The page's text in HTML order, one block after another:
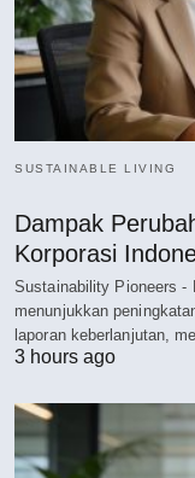
SUSTAINABLE LIVING
Dampak
Korporasi
Sustainability Pioneers -
menunjukkan
laporan keberlanjutan,
3 hours ago